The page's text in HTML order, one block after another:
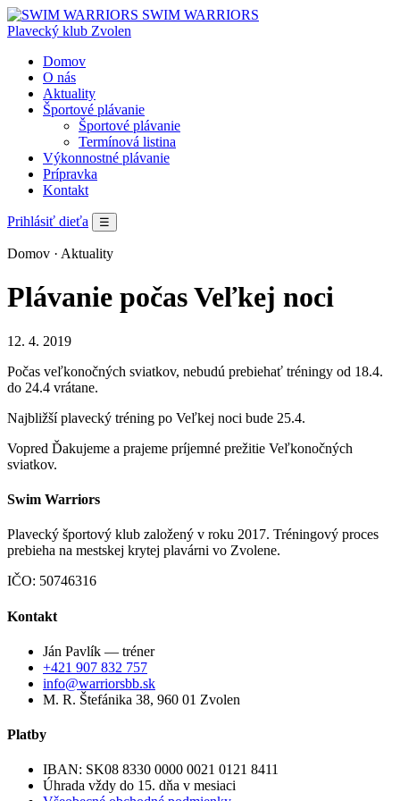
SWIM WARRIORS
Plavecký klub Zvolen
Domov
O nás
Aktuality
Športové plávanie
Športové plávanie
Termínová listina
Výkonnostné plávanie
Prípravka
Kontakt
Prihlásiť dieťa ☰
Domov · Aktuality
Plávanie počas Veľkej noci
12. 4. 2019
Počas veľkonočných sviatkov, nebudú prebiehať tréningy od 18.4.
do 24.4 vrátane.
Najbližší plavecký tréning po Veľkej noci bude 25.4.
Vopred Ďakujeme a prajeme príjemné prežitie Veľkonočných
sviatkov.
Swim Warriors
Plavecký športový klub založený v roku 2017. Tréningový proces
prebieha na mestskej krytej plavárni vo Zvolene.
IČO: 50746316
Kontakt
Ján Pavlík — tréner
+421 907 832 757
info@warriorsbb.sk
M. R. Štefánika 38, 960 01 Zvolen
Platby
IBAN: SK08 8330 0000 0021 0121 8411
Úhrada vždy do 15. dňa v mesiaci